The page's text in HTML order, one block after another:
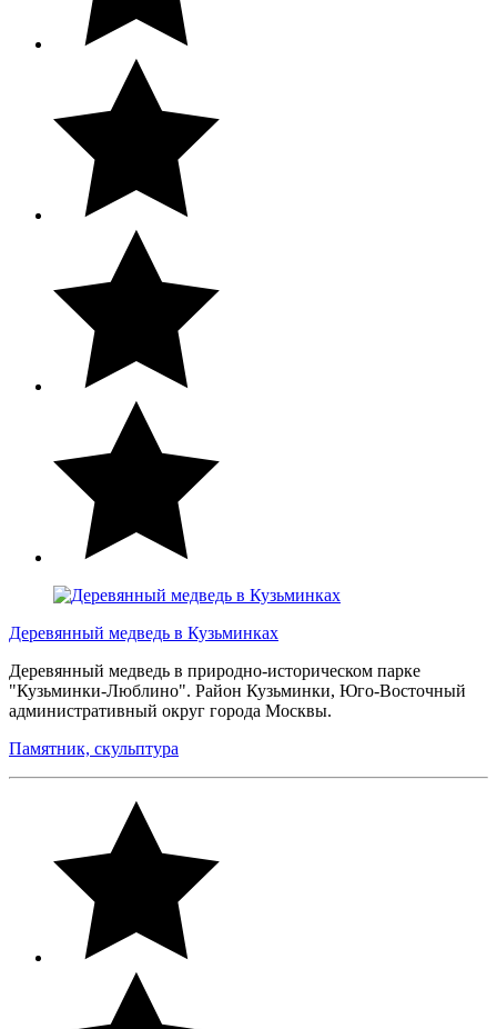
Деревянный медведь в Кузьминках
Деревянный медведь в природно-историческом парке
"Кузьминки-Люблино". Район Кузьминки, Юго-Восточный
административный округ города Москвы.
Памятник, скульптура